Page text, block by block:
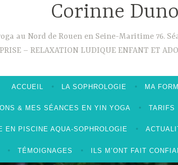
Corinne
au Nord de Rouen en Seine-Maritime 76.
– RELAXATION LUDIQUE ENFANT ET
ACCUEIL LA SOPHROLOGIE MA
& MES SÉANCES EN YIN YOGA TARIFS
EN PISCINE AQUA-SOPHROLOGIE
TÉMOIGNAGES ILS M’ONT FAIT